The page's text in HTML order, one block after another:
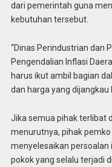
dari pemerintah guna
kebutuhan tersebut.
“Dinas Perindustrian dan
Pengendalian Inflasi
harus ikut ambil bagian
dan harga yang dijangkau
Jika semua pihak terlibat
menurutnya, pihak
menyelesaikan
pokok yang selalu terjadi